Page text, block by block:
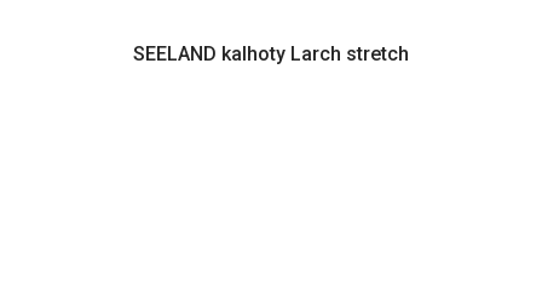
SEELAND kalhoty Larch stretch